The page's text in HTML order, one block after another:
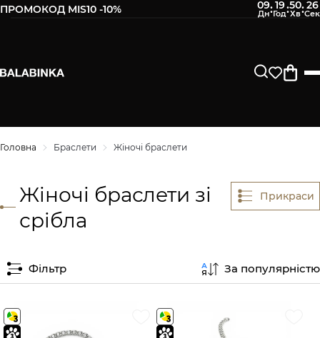
ПРОМОКОД MIS10 -10% 09:19:50:25
Головна Браслети Жіночі браслети
Жіночі браслети зі
срібла
Прикраси
Фільтр За популярністю